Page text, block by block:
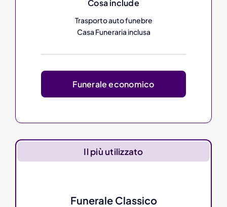
Cosa include
Trasporto auto funebre
Casa Funeraria inclusa
Funerale economico
Il più utilizzato
Funerale Classico